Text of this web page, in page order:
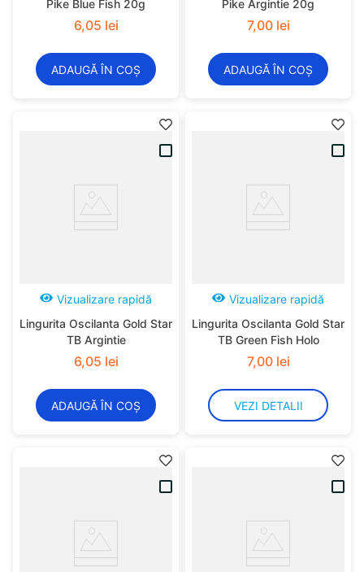
Pike Blue Fish 20g
6,05 lei
ADAUGĂ ÎN COȘ
Pike Argintie 20g
7,00 lei
ADAUGĂ ÎN COȘ
Vizualizare rapidă
Lingurita Oscilanta Gold Star
TB Argintie
6,05 lei
ADAUGĂ ÎN COȘ
Vizualizare rapidă
Lingurita Oscilanta Gold Star
TB Green Fish Holo
7,00 lei
VEZI DETALII